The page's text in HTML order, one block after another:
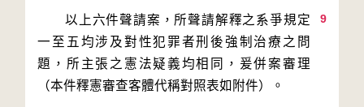
9
以上六件聲請案，所聲請解釋之系爭規定
一至五均涉及對性犯罪者刑後強制治療之問
題，所主張之憲法疑義均相同，爰併案審理